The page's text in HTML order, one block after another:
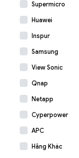
Supermicro
Huawei
Inspur
Samsung
View Sonic
Qnap
Netapp
Cyperpower
APC
Hãng Khác